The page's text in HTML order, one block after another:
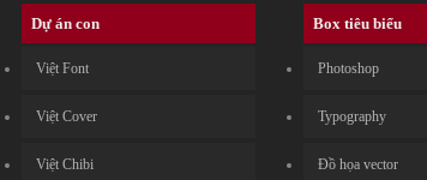
Dự án con
Việt Font
Việt Cover
Việt Chibi
Box tiêu biểu
Photoshop
Typography
Đồ họa vector